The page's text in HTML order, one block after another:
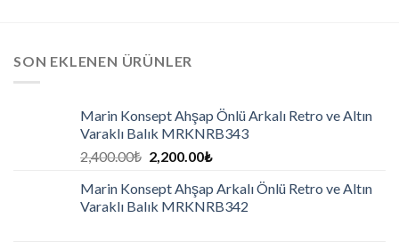
SON EKLENEN ÜRÜNLER
Marin Konsept Ahşap Önlü Arkalı Retro ve Altın
Varaklı Balık MRKNRB343
2,400.00₺ 2,200.00₺
Marin Konsept Ahşap Arkalı Önlü Retro ve Altın
Varaklı Balık MRKNRB342